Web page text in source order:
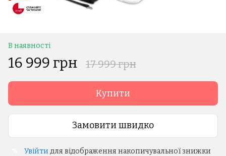
В наявності
16 999 грн 17 999 грн
Купити
Замовити швидко
Увійти для відображення накопичувальної знижки